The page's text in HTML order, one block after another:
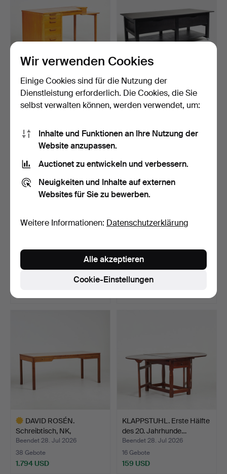
ARBEITSTISCH/SCHREIBT
ISCH, Eiche, 4 Schubl…
Beendet 29. Jul 2026
WERKSTATTTISCH,
ARBEITSTISCH,
Tischplatte …
Beendet 28. Jul 2026
ANNA VON SCHEWEN &
BJÖRN DAHLSTRÖM.
Schrei…
Beendet 28. Jul 2026
BIBLIOTHEKSTISCH,
Neurenaissance, Anfang
d…
Beendet 28. Jul 2026
31 Gebote
DAVID ROSÉN.
Schreibtisch, NK,
Mahagoni, z…
Beendet 28. Jul 2026
38 Gebote
1.794 USD
KLAPPSTUHL. Erste Hälfte
des 20. Jahrhunde…
Beendet 28. Jul 2026
16 Gebote
159 USD
Wir verwenden Cookies
Einige Cookies sind für die Nutzung der
Dienstleistung erforderlich. Die Cookies, die Sie
selbst verwalten können, werden verwendet, um:
Inhalte und Funktionen an Ihre Nutzung der
Website anzupassen.
Auctionet zu entwickeln und verbessern.
Neuigkeiten und Inhalte auf externen
Websites für Sie zu bewerben.
Weitere Informationen: Datenschutzerklärung
Cookie-Einstellungen
Alle akzeptieren